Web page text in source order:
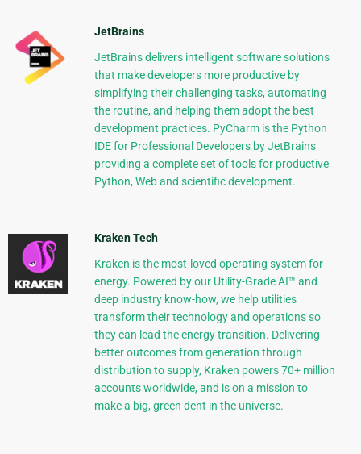
JetBrains
JetBrains delivers intelligent software solutions
that make developers more productive by
simplifying their challenging tasks, automating
the routine, and helping them adopt the best
development practices. PyCharm is the Python
IDE for Professional Developers by JetBrains
providing a complete set of tools for productive
Python, Web and scientific development.
Kraken Tech
Kraken is the most-loved operating system for
energy. Powered by our Utility-Grade AI™ and
deep industry know-how, we help utilities
transform their technology and operations so
they can lead the energy transition. Delivering
better outcomes from generation through
distribution to supply, Kraken powers 70+ million
accounts worldwide, and is on a mission to
make a big, green dent in the universe.